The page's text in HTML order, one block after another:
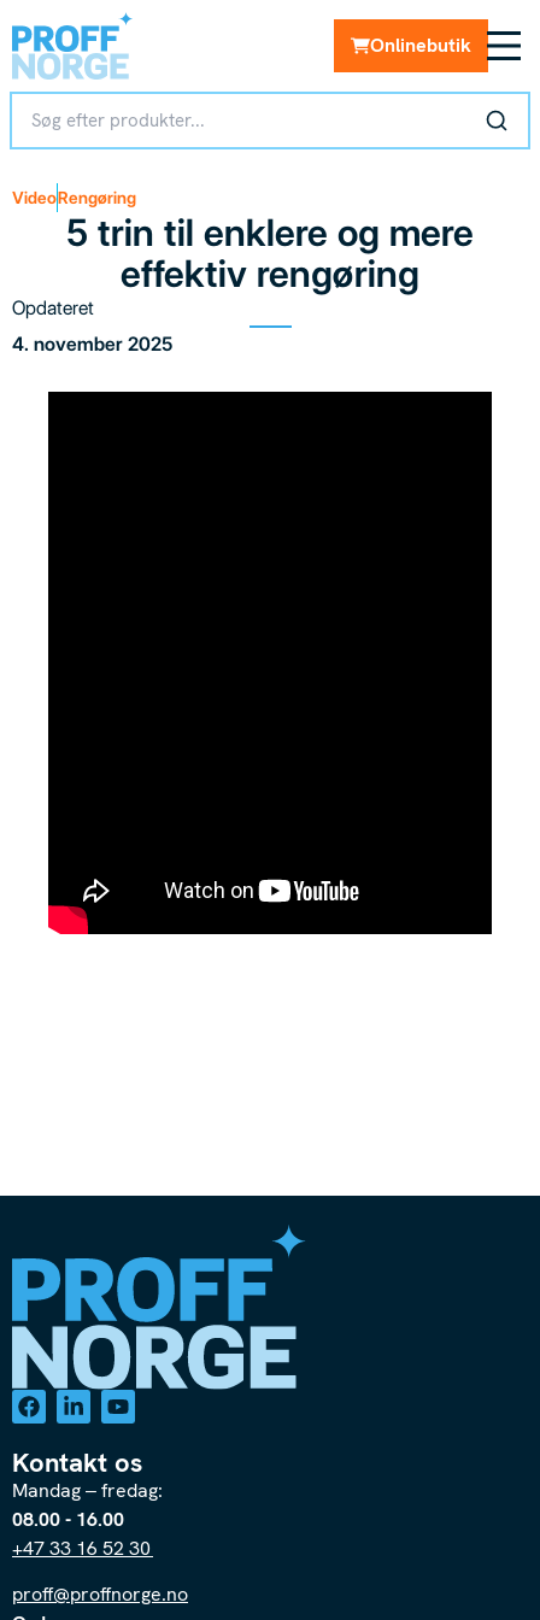
Onlinebutik
VideoRengøring
5 trin til enklere og mere
effektiv rengøring
Opdateret
4. november 2025
Kontakt os
Mandag – fredag:
08.00 - 16.00
+47 33 16 52 30
proff@proffnorge.no